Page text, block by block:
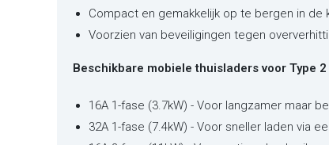
Compact en gemakkelijk op te bergen in de
Voorzien van beveiligingen tegen
Beschikbare mobiele thuisladers voor Type 2
16A 1-fase (3.7kW) - Voor langzamer maar
32A 1-fase (7.4kW) - Voor sneller laden via